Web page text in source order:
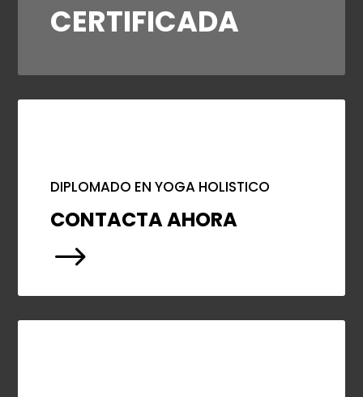
CERTIFICADA
DIPLOMADO EN YOGA HOLISTICO
CONTACTA AHORA
$